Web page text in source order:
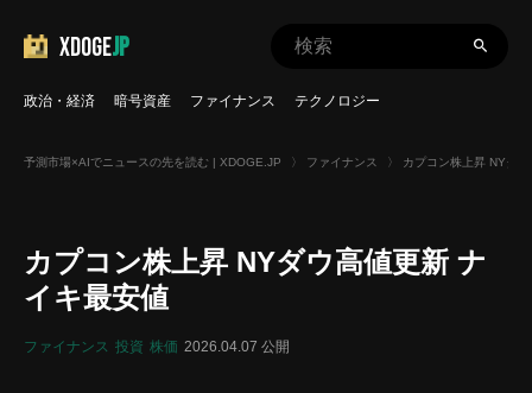
XDOGEJP
政治・経済 暗号資産 ファイナンス テクノロジー
予測市場×AIでニュースの先を読む | XDOGE.JP 〉 ファイナンス 〉 カプコン株上昇 NYダ
カプコン株上昇 NYダウ高値更新 ナ
イキ最安値
ファイナンス 投資 株価 2026.04.07 公開